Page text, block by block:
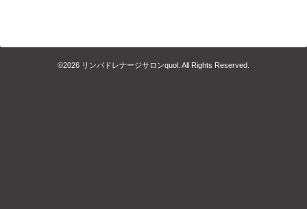
©2026 リンパドレナージサロンquol . All Rights Reserved.